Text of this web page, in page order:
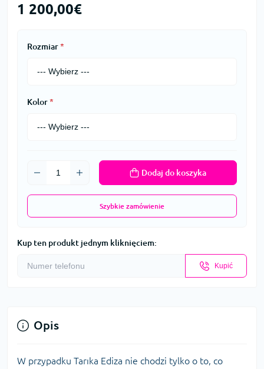
1 200,00€
Rozmiar*
Kolor*
Dodaj do koszyka
Szybkie zamówienie
Kup ten produkt jednym kliknięciem:
Kupić
Opis
W przypadku Tarıka Ediza nie chodzi tylko o to, co